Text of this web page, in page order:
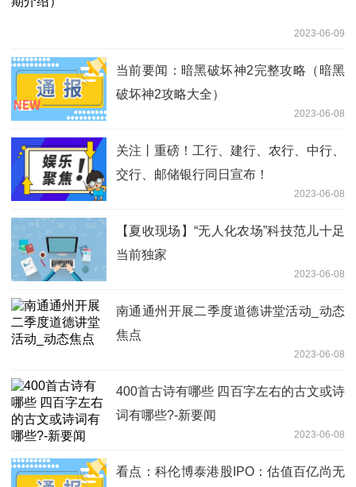
2023-06-09
当前要闻：暗黑破坏神2完整攻略（暗黑
破坏神2攻略大全）
2023-06-08
关注丨重磅！工行、建行、农行、中行、
交行、邮储银行同日宣布！
2023-06-08
【夏收现场】“无人化农场”科技范儿十足
当前独家
2023-06-08
南通通州开展二季度道德讲堂活动_动态
焦点
2023-06-08
400首古诗有哪些 四百字左右的古文或诗
词有哪些?-新要闻
2023-06-08
看点：科伦博泰港股IPO：估值百亿尚无